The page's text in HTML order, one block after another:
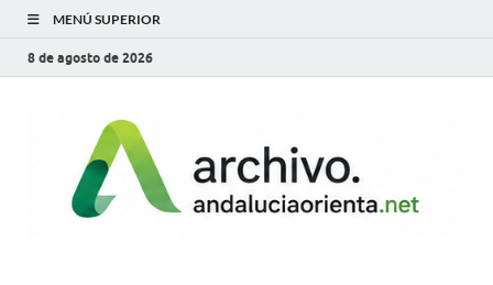
MENÚ SUPERIOR
8 de agosto de 2026